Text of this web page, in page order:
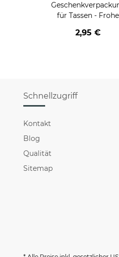
für Tassen - Frohe
HO HO - rot
2,95 €
Schnellzugriff
Kontakt
Blog
Qualität
Sitemap